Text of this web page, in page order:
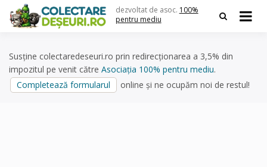
content
dezvoltat de asoc. 100%
pentru mediu
Susține colectaredeseuri.ro prin redirecționarea a 3,5% din
impozitul pe venit către Asociația 100% pentru mediu.
Completează formularul
online și ne ocupăm noi de restul!